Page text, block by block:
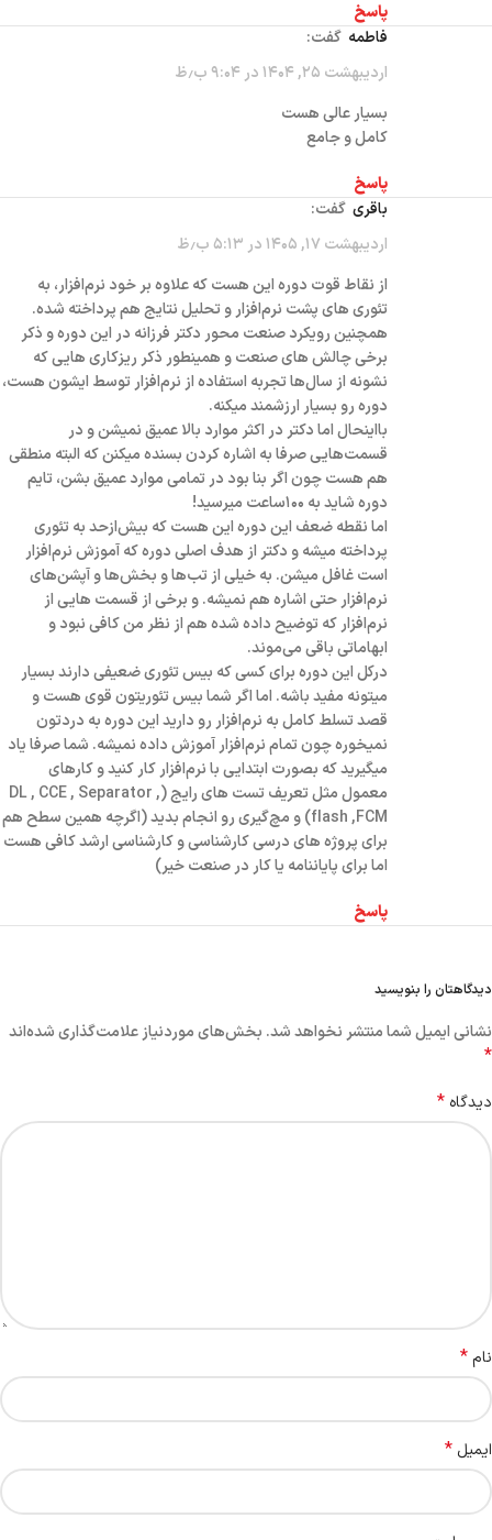
پاسخ
فاطمه گفت:
اردیبهشت ۲۵, ۱۴۰۴ در ۹:۰۴ ب٫ظ
بسیار عالی هست
کامل و جامع
پاسخ
باقری گفت:
اردیبهشت ۱۷, ۱۴۰۵ در ۵:۱۳ ب٫ظ
از نقاط قوت دوره این هست که علاوه بر خود نرم‌افزار، به
تئوری های پشت نرم‌افزار و تحلیل نتایج هم پرداخته شده.
همچنین رویکرد صنعت محور دکتر فرزانه در این دوره و ذکر
برخی چالش های صنعت و همینطور ذکر ریزکاری هایی که
نشونه از سال‌ها تجربه استفاده از نرم‌افزار توسط ایشون هست،
دوره رو بسیار ارزشمند میکنه.
بااینحال اما دکتر در اکثر موارد بالا عمیق نمیشن و در
قسمت‌هایی صرفا به اشاره کردن بسنده میکنن که البته منطقی
هم هست چون اگر بنا بود در تمامی موارد عمیق بشن، تایم
دوره شاید به ۱۰۰ساعت میرسید!
اما نقطه‌ ضعف این دوره این هست که بیش‌ازحد به تئوری
پرداخته میشه و دکتر از هدف اصلی دوره که آموزش نرم‌افزار
است غافل میشن. به خیلی از تب‌ها و بخش‌ها و آپشن‌های
نرم‌افزار حتی اشاره هم نمیشه. و برخی از قسمت هایی از
نرم‌افزار که توضیح داده شده هم از نظر من کافی نبود و
ابهاماتی باقی می‌موند.
درکل این دوره برای کسی که بیس تئوری ضعیفی دارند بسیار
میتونه مفید باشه. اما اگر شما بیس تئوریتون قوی هست و
قصد تسلط کامل به نرم‌افزار رو دارید این دوره به دردتون
نمیخوره چون تمام نرم‌افزار آموزش داده نمیشه. شما صرفا یاد
میگیرید که بصورت ابتدایی با نرم‌افزار کار کنید و کارهای
معمول مثل تعریف تست های رایج (DL , CCE , Separator ,
flash ,FCM) و مچ‌گیری رو انجام بدید (اگرچه همین سطح هم
برای پروژه های درسی کارشناسی و کارشناسی ارشد کافی هست
اما برای پایاننامه یا کار در صنعت خیر)
پاسخ
دیدگاهتان را بنویسید
نشانی ایمیل شما منتشر نخواهد شد. بخش‌های موردنیاز علامت‌گذاری شده‌اند
*
دیدگاه *
نام*
ایمیل *